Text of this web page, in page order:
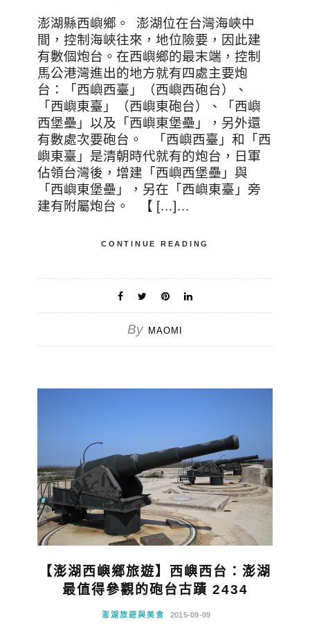
澎湖縣西嶼鄉。 澎湖位在台灣海峽中
間，控制海峽往來，地位險要，因此建
有數個炮台。在西嶼鄉的最末端，控制
馬公港灣進出的地方就有四處主要炮
台：「西嶼西臺」（西嶼西砲台）、
「西嶼東臺」（西嶼東砲台）、「西嶼
西堡壘」以及「西嶼東堡壘」，另外還
有數處次要砲台。 「西嶼西臺」和「西
嶼東臺」是清朝時代就有的炮台，日軍
佔領台灣後，增建「西嶼西堡壘」與
「西嶼東堡壘」，另在「西嶼東臺」旁
建有附屬炮台。 【 […]…
CONTINUE READING
By MAOMI
【澎湖西嶼鄉旅遊】西嶼西台：澎湖
最值得參觀的砲台古蹟 2434
澎湖旅遊與美食 2015-09-09